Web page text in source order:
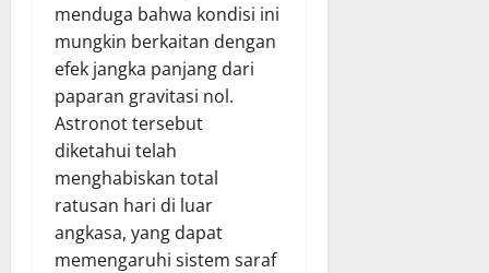
menduga bahwa kondisi ini
mungkin berkaitan dengan
efek jangka panjang dari
paparan gravitasi nol.
Astronot tersebut
diketahui telah
menghabiskan total
ratusan hari di luar
angkasa, yang dapat
memengaruhi sistem saraf